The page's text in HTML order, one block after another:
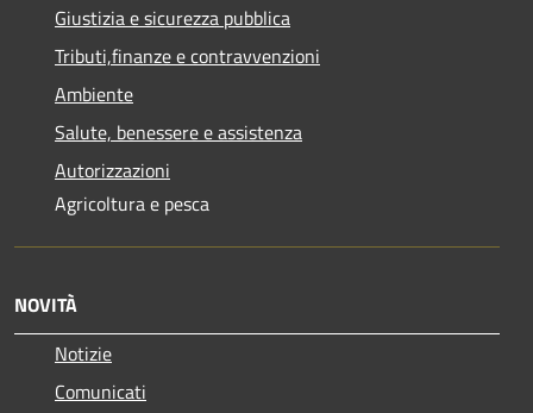
Giustizia e sicurezza pubblica
Tributi,finanze e contravvenzioni
Ambiente
Salute, benessere e assistenza
Autorizzazioni
Agricoltura e pesca
NOVITÀ
Notizie
Comunicati